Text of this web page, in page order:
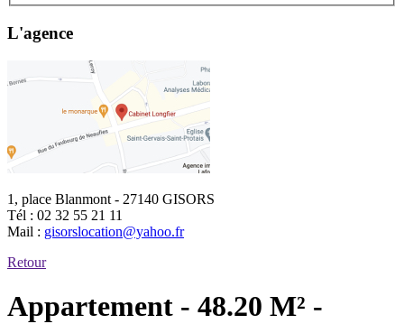
L'agence
1, place Blanmont - 27140 GISORS
Tél : 02 32 55 21 11
Mail : gisorslocation@yahoo.fr
Retour
Appartement - 48.20 M² -